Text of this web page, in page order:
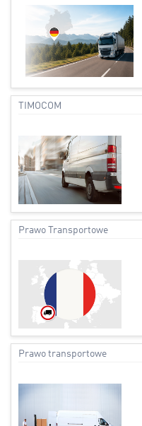
TIMOCOM
Prawo Transportowe
Prawo transportowe